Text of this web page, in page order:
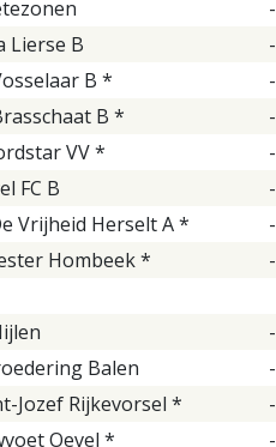
-
Lierse B -
B * -
B * -
VV * -
FC B -
Vrijheid Herselt A * -
Hombeek * -
-
Balen -
Jozef Rijkevorsel * -
Oevel * -